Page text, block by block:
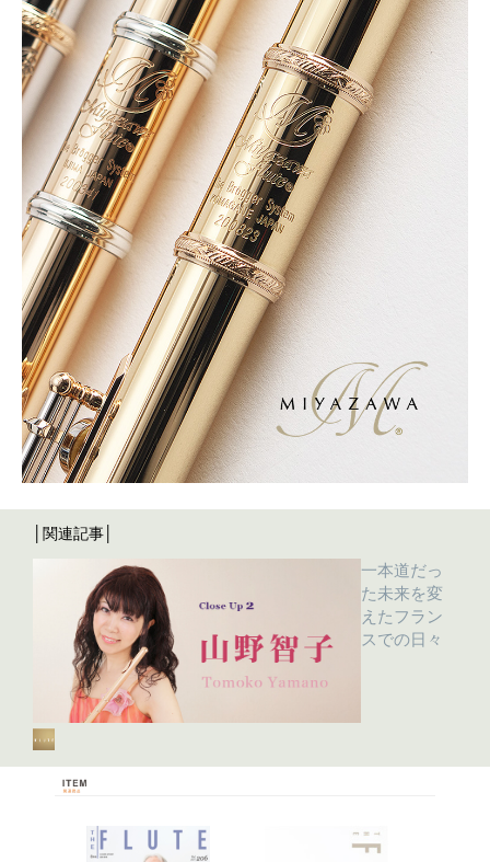
│関連記事│
一本道だっ
た未来を変
えたフラン
スでの日々